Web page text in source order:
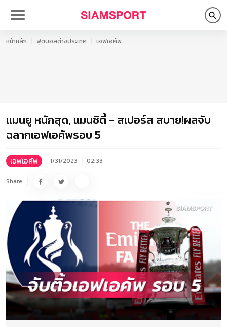
หน้าหลัก ฟุตบอลต่างประเทศ เอฟเอคัพ
แมนยู หนักสุด, แมนซิตี้ - สเปอร์ส สบาย!ผลจับ
ฉลากเอฟเอคัพรอบ 5
เอฟเอคัพ 1/31/2023 02:33
Share